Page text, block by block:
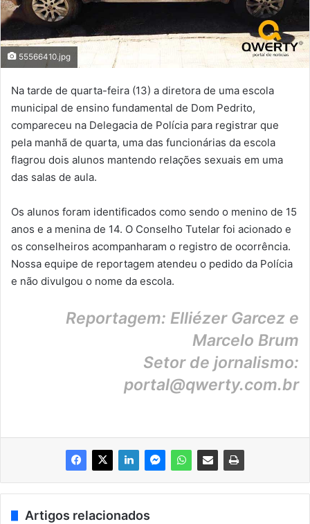
55566410.jpg
Na tarde de quarta-feira (13) a diretora de uma escola
municipal de ensino fundamental de Dom Pedrito,
compareceu na Delegacia de Polícia para registrar que
pela manhã de quarta, uma das funcionárias da escola
flagrou dois alunos mantendo relações sexuais em uma
das salas de aula.
Os alunos foram identificados como sendo o menino de 15
anos e a menina de 14. O Conselho Tutelar foi acionado e
os conselheiros acompanharam o registro de ocorrência.
Nossa equipe de reportagem atendeu o pedido da Polícia
e não divulgou o nome da escola.
Reportagem: Elliézer Garcez e
Marcelo Brum
Setor de jornalismo:
portal@qwerty.com.br
Artigos relacionados